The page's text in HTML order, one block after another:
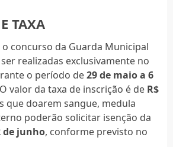
TAXA
concurso da Guarda Municipal
realizadas exclusivamente no
o período de29 de maio a 6
valor da taxa de inscrição é de R$
que doarem sangue, medula
poderão solicitar isenção da
de junho, conforme previsto no